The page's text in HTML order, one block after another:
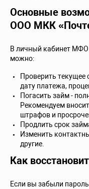
Основные
ООО МКК
В личный кабинет
можно:
Проверить текущее
дату платежа,
Погасить займ -
Рекомендуем
штрафов и
Продлить срок
Изменить
другие.
Как
Если вы забыли